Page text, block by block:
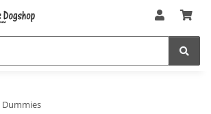
Dummies